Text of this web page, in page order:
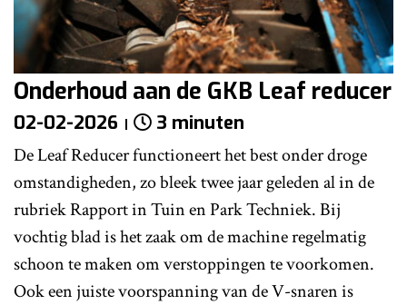
Onderhoud aan de GKB Leaf reducer
02-02-2026 3 minuten
De Leaf Reducer functioneert het best onder droge
omstandigheden, zo bleek twee jaar geleden al in de
rubriek Rapport in Tuin en Park Techniek. Bij
vochtig blad is het zaak om de machine regelmatig
schoon te maken om verstoppingen te voorkomen.
Ook een juiste voorspanning van de V-snaren is